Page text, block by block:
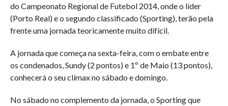
do Campeonato Regional de Futebol 2014, onde o líder
(Porto Real) e o segundo classificado (Sporting), terão pela
frente uma jornada teoricamente muito difícil.
A jornada que começa na sexta-feira, com o embate entre
os condenados, Sundy (2 pontos) e 1º de Maio (13 pontos),
conhecerá o seu clímax no sábado e domingo.
No sábado no complemento da jornada, o Sporting que